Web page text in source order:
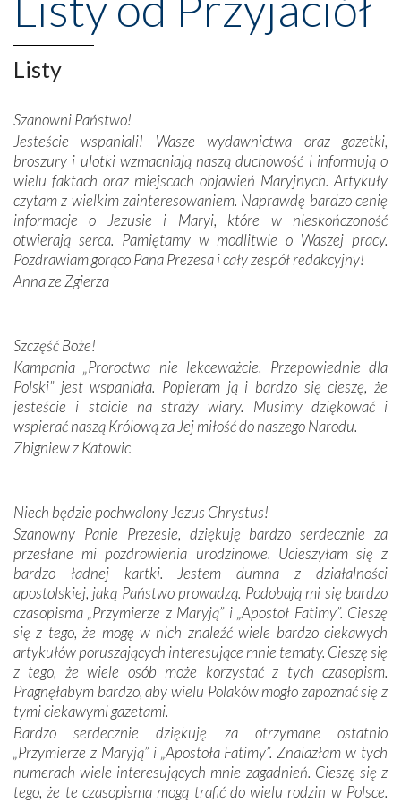
Opatrznościową pomoc w wygranej bitwie o
niepodległość kraju. Zachwyt budziła potężna, a zarazem
misterna architektura tych monumentalnych dzieł,
wspaniałe zdobienia, dbałość ich twórców o detale,
połączenie talentów z wytrwałością i pracowitością
Podążyliśmy też śladami fatimskich wizjonerów – Łucji
dos Santos oraz świętych Hiacynty i Franciszka Marto.
Modliliśmy się przy ich grobach. Odprawiliśmy Drogę
Krzyżową w ich rodzinnych stronach, odwiedziliśmy
domy, w których żyli.
W miejscu objawień Matki Bożej zapaliliśmy świece
przywiezione wraz z intencjami powierzonymi nam przez
spotykaliśmy się z serdeczną otwartością
Portugalczyków. Podziwialiśmy ich ludową sztukę i
zwyczaje. Mimo że nasze kraje są od siebie bardzo
oddalone, w żaden sposób nie czuliśmy się obco.
Sprawiła to oczywiście sama Matka Boża, ale też
kulturowa bliskość biorąca swój początek w naszej
mieliśmy okazję przekonać się, że Maryja swoją opieką
otacza nie tylko nasz naród, lecz wszystkie nacje, które
się Jej ufnie oddają, a także każdą osobę, która zawierza
Jej siebie oraz swych bliskich.
Dzieje Portugalii to również historia wierności Bogu i
odstępstw, także w życiu władców. Trudne momenty w
wymiarze tak osobistym, jak i zbiorowym, przypominają o
konieczności ciągłego zabiegania o własną duszę i o łaskę
Opatrzności. Wierność przynosi pomyślność –
przynajmniej w życiu duchowym. Odstępstwo owocuje
nieszczęściem i śmiercią. Te uniwersalne prawdy
przychodziły na myśl, gdy słuchaliśmy opowieści
przewodników o portugalskich monarchach i wodzach,
zwycięskich bitwach i nieszczęśliwych losach grzesznych
Listy
Szanowni Państwo!
Jesteście wspaniali! Wasze wydawnictwa oraz gazetki,
broszury i ulotki wzmacniają naszą duchowość i informują o
wielu faktach oraz miejscach objawień Maryjnych. Artykuły
czytam z wielkim zainteresowaniem. Naprawdę bardzo cenię
informacje o Jezusie i Maryi, które w nieskończoność
otwierają serca. Pamiętamy w modlitwie o Waszej pracy.
Pozdrawiam gorąco Pana Prezesa i cały zespół redakcyjny!
Anna ze Zgierza
Szczęść Boże!
Kampania „Proroctwa nie lekceważcie. Przepowiednie dla
Polski” jest wspaniała. Popieram ją i bardzo się cieszę, że
jesteście i stoicie na straży wiary. Musimy dziękować i
wspierać naszą Królową za Jej miłość do naszego Narodu.
Zbigniew z Katowic
Niech będzie pochwalony Jezus Chrystus!
Szanowny Panie Prezesie, dziękuję bardzo serdecznie za
przesłane mi pozdrowienia urodzinowe. Ucieszyłam się z
bardzo ładnej kartki. Jestem dumna z działalności
apostolskiej, jaką Państwo prowadzą. Podobają mi się bardzo
czasopisma „Przymierze z Maryją” i „Apostoł Fatimy”. Cieszę
się z tego, że mogę w nich znaleźć wiele bardzo ciekawych
artykułów poruszających interesujące mnie tematy. Cieszę się
z tego, że wiele osób może korzystać z tych czasopism.
Pragnęłabym bardzo, aby wielu Polaków mogło zapoznać się z
tymi ciekawymi gazetami.
Bardzo serdecznie dziękuję za otrzymane ostatnio
„Przymierze z Maryją” i „Apostoła Fatimy”. Znalazłam w tych
numerach wiele interesujących mnie zagadnień. Cieszę się z
tego, że te czasopisma mogą trafić do wielu rodzin w Polsce.